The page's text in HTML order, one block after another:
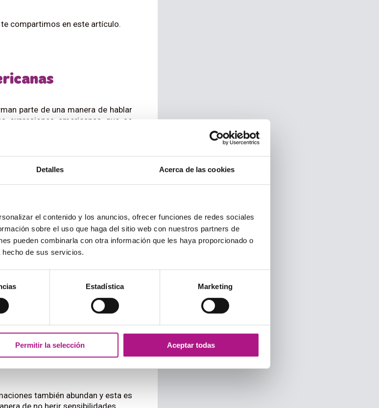
Detalles Acerca de las cookies
el contenido y los anuncios, ofrecer funciones de redes sociales
sobre el uso que haga del sitio web con nuestros partners de
pueden combinarla con otra información que les haya proporcionado o
hecho de sus servicios.
Estadística Marketing
Permitir la selección Aceptar todas
compartimos en este artículo.
parte de una manera de hablar
expresiones americanas que se
tan distendidas.
de nuestra lista. Atento porque no
cosa puede derivar en un ‘
una expresión bastante coloquial
principio.
fue tu viaje?
en la galaxia. Esta expresión
En origen, se reservaba
hasta en la sopa y no tiene
también abundan y esta es